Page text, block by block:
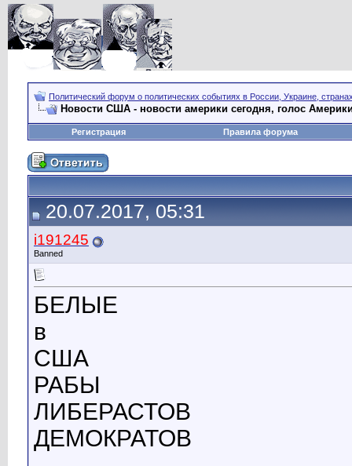
Политический форум о политических событиях в России, Украине,
Новости США - новости америки сегодня, голос
Регистрация Правила форума
20.07.2017, 05:31
i191245
Banned
БЕЛЫЕ
в
США
РАБЫ
ЛИБЕРАСТОВ
ДЕМОКРАТОВ